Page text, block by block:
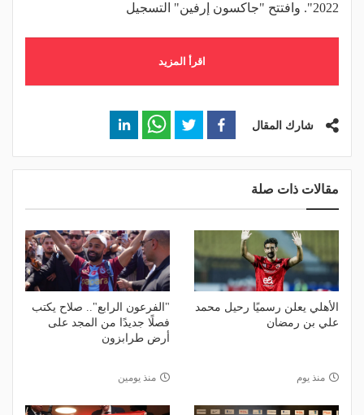
2022". وافتتح "جاكسون إرفين" التسجيل
اقرأ المزيد
شارك المقال
مقالات ذات صلة
الأهلي يعلن رسميًا رحيل محمد
علي بن رمضان
منذ يوم
"الفرعون الرابع".. صلاح يكتب
فصلًا جديدًا من المجد على
أرض طرابزون
منذ يومين